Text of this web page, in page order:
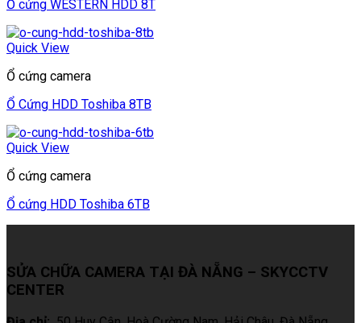
Ổ cứng WESTERN HDD 8T
Quick View
Ổ cứng camera
Ổ Cứng HDD Toshiba 8TB
Quick View
Ổ cứng camera
Ổ cứng HDD Toshiba 6TB
SỬA CHỮA CAMERA TẠI ĐÀ NẴNG – SKYCCTV
CENTER